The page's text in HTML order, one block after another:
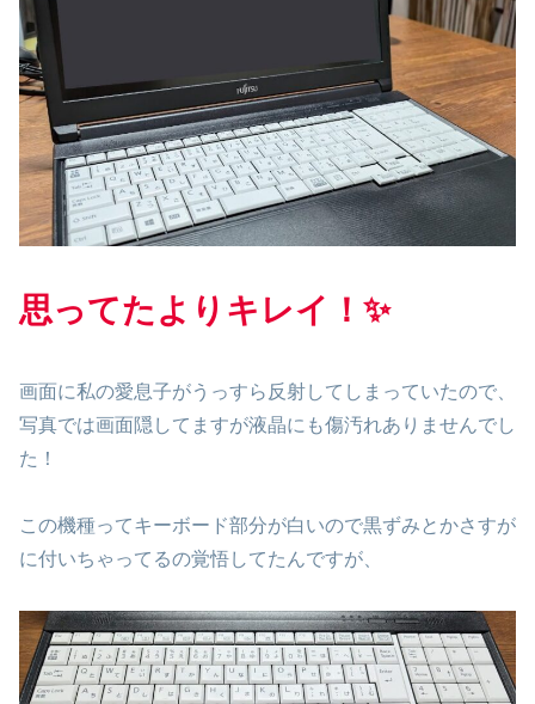
思ってたよりキレイ！✨
画面に私の愛息子がうっすら反射してしまっていたので、
写真では画面隠してますが液晶にも傷汚れありませんでし
た！
この機種ってキーボード部分が白いので黒ずみとかさすが
に付いちゃってるの覚悟してたんですが、